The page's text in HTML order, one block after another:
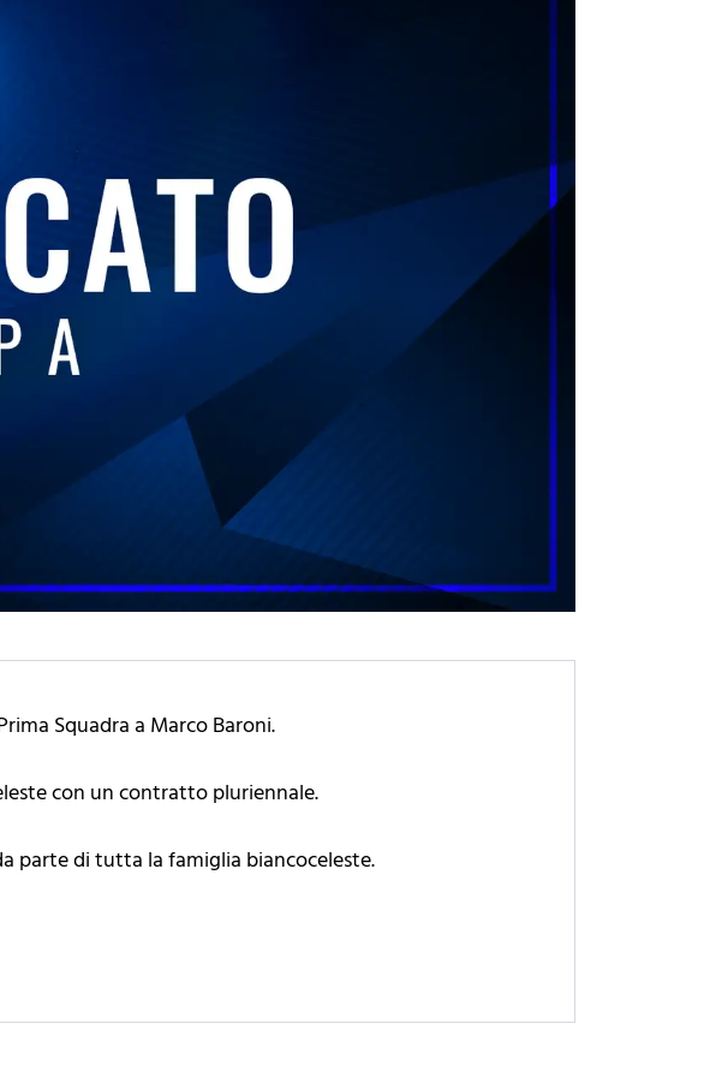
Squadra a Marco Baroni.
con un contratto pluriennale.
parte di tutta la famiglia biancoceleste.